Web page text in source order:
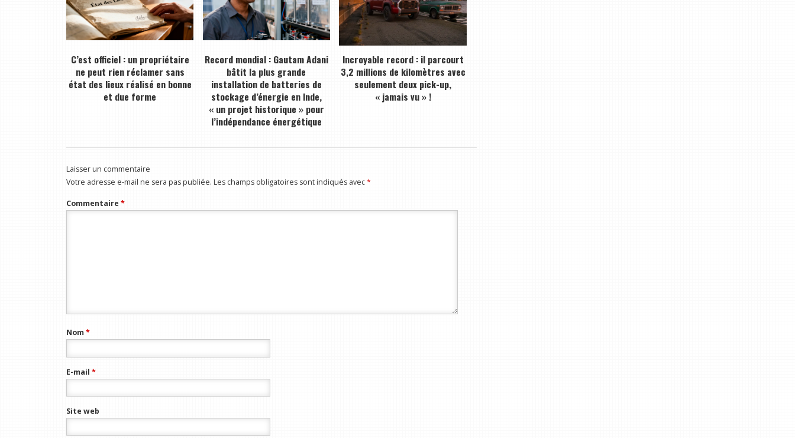
C’est officiel : un propriétaire
ne peut rien réclamer sans
état des lieux réalisé en bonne
et due forme
Record mondial : Gautam Adani
bâtit la plus grande
installation de batteries de
stockage d’énergie en Inde,
« un projet historique » pour
l’indépendance énergétique
Incroyable record : il parcourt
3,2 millions de kilomètres avec
seulement deux pick-up,
« jamais vu » !
Laisser un commentaire
Votre adresse e-mail ne sera pas publiée. Les champs obligatoires sont indiqués avec*
Commentaire *
Nom*
E-mail *
Site web